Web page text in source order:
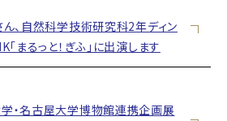
、自然科学技術研究科2年ディン
まるっと！ぎふ」に出演します
・名古屋大学博物館連携企画展